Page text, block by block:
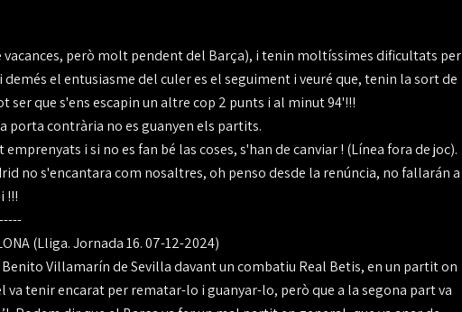
vacances, però molt pendent del Barça), i tenin moltíssimes dificultats per
el entusiasme del culer es el seguiment i veuré que, tenin la sort de
que s'ens escapin un altre cop 2 punts i al minut 94'!!!
porta contrària no es guanyen els partits.
i si no es fan bé las coses, s'han de canviar ! (Línea fora de joc).
no s'encantara com nosaltres, oh penso desde la renúncia, no fallarán a
!!!
(Lliga. Jornada 16. 07-12-2024)
Villamarín de Sevilla davant un combatiu Real Betis, en un partit on
tenir encarat per rematar-lo i guanyar-lo, però que a la segona part va